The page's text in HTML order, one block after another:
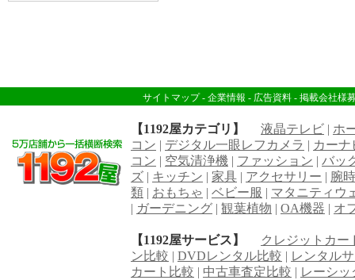
サイトマップ- 企業情報 - 広告資料 - 掲載会社様
【1192屋カテゴリ】 液晶テレビ | ホ
コン | デジタル一眼レフカメラ | カーナ
コン | 空気清浄機 | ファッション | バッ
ズ | キッチン | 家具 | アクセサリー | 腕
類 | おもちゃ | ベビー服 | マタニティウ
| ガーデニング | 観葉植物 | OA機器 | オ
【1192屋サービス】
クレジットカー
ン比較 | DVDレンタル比較 | レンタル
カート比較 | 中古車査定比較 | レーシッ